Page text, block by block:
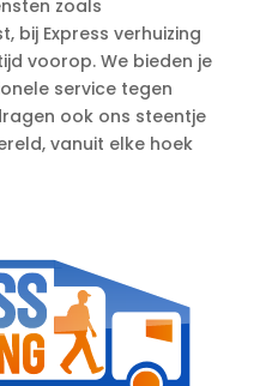
zoals
bij Express verhuizing
voorop.​ We bieden je
service tegen
ook ons steentje
vanuit elke hoek